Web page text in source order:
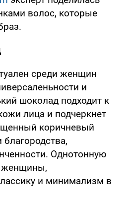
волос, которые
среди женщин
и
шоколад подходит к
лица и подчеркнет
коричневый
Однотонную
женщины,
и минимализм в